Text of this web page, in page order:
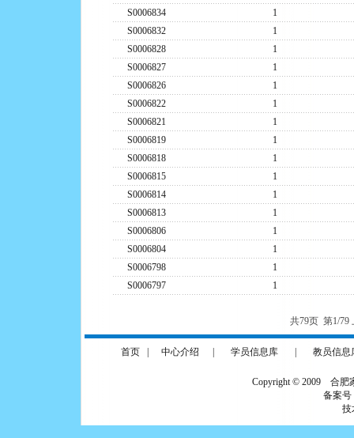
S0006834
1
S0006832
1
S0006828
1
S0006827
1
S0006826
1
S0006822
1
S0006821
1
S0006819
1
S0006818
1
S0006815
1
S0006814
1
S0006813
1
S0006806
1
S0006804
1
S0006798
1
S0006797
1
共79页 第1/79
首页 中心介绍 学员信息库 教员信息
Copyright © 2009 合肥
备案号
技